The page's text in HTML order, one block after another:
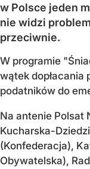
w Polsce jeden
nie widzi
przeciwnie.
W programie
wątek dopłacania
podatników do
Na antenie Polsat
Kucharska-
(Konfederacja),
Obywatelska),